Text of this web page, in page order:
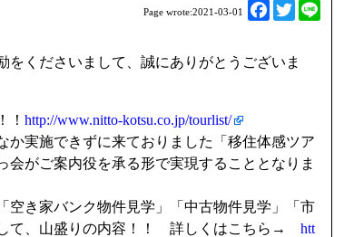
Page wrote:2021-03-01
F
c
o
k
T
r
くださいまして、誠にありがとうございま
！ http://www.nitto-kotsu.co.jp/tourlist/
か実施できずに来ておりました「移住体感ツア
がご案内役を承る形で実現することとなりま
空き家バンク物件見学」「中古物件見学」「市
て、山盛りの内容！！ 詳しくはこちら→ htt